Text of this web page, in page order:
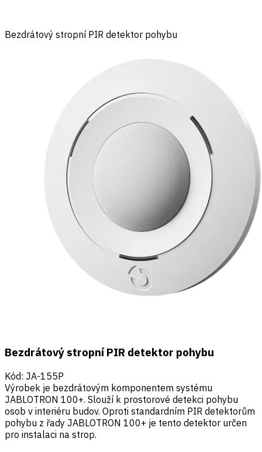
Bezdrátový stropní PIR detektor pohybu
Bezdrátový stropní PIR detektor pohybu
Kód: JA-155P
Výrobek je bezdrátovým komponentem systému
JABLOTRON 100+. Slouží k prostorové detekci pohybu
osob v interiéru budov. Oproti standardním PIR detektorům
pohybu z řady JABLOTRON 100+ je tento detektor určen
pro instalaci na strop.